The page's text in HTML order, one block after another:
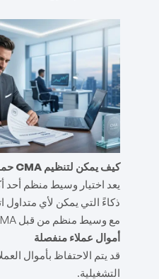
كيف يمكن لتنظيم CMA حماية المتداولين
يعد اختيار وسيط منظم أحد
ذكاءً التي يمكن لأي متداول
مع وسيط منظم من قبل CMA، يتوقع المتداولون عادةً:
أموال عملاء منفصلة
قد يتم الاحتفاظ بأموال
التشغيلية.